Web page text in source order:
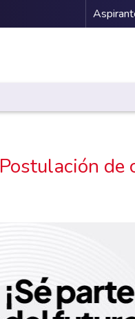
Postulación de